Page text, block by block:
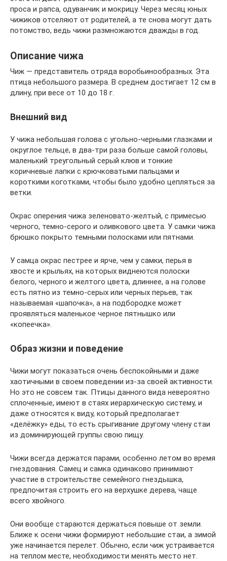
проса и рапса, одуванчик и мокрицу. Через месяц юных
чижиков отселяют от родителей, а те снова могут дать
потомство, ведь чижи размножаются дважды в год.
Описание чижа
Чиж — представитель отряда воробьинообразных. Эта
птица небольшого размера. В среднем достигает 12 см в
длину, при весе от 10 до 18 г.
Внешний вид
У чижа небольшая голова с угольно-черными глазками и
округлое тельце, в два-три раза больше самой головы,
маленький треугольный серый клюв и тонкие
коричневые лапки с крючковатыми пальцами и
короткими коготками, чтобы было удобно цепляться за
ветки.
Окрас оперения чижа зеленовато-желтый, с примесью
черного, темно-серого и оливкового цвета. У самки чижа
брюшко покрыто темными полосками или пятнами.
У самца окрас пестрее и ярче, чем у самки, перья в
хвосте и крыльях, на которых виднеются полоски
белого, черного и желтого цвета, длиннее, а на голове
есть пятно из темно-серых или черных перьев, так
называемая «шапочка», а на подбородке может
проявляться маленькое черное пятнышко или
«копеечка».
Образ жизни и поведение
Чижи могут показаться очень беспокойными и даже
хаотичными в своем поведении из-за своей активности.
Но это не совсем так. Птицы данного вида невероятно
сплоченные, имеют в стаях иерархическую систему, и
даже относятся к виду, который предполагает
«делёжку» еды, то есть срыгивание другому члену стаи
из доминирующей группы свою пищу.
Чижи всегда держатся парами, особенно летом во время
гнездования. Самец и самка одинаково принимают
участие в строительстве семейного гнездышка,
предпочитая строить его на верхушке дерева, чаще
всего хвойного.
Они вообще стараются держаться повыше от земли.
Ближе к осени чижи формируют небольшие стаи, а зимой
уже начинается перелет. Обычно, если чиж устраивается
на теплом месте, необходимости менять место нет.